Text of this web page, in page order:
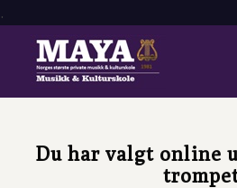
.
Du har valgt online